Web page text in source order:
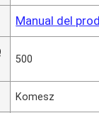
Manual del
500
Komesz